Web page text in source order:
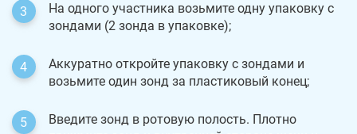
На одного участника возьмите одну упаковку с
зондами (2 зонда в упаковке);
Аккуратно откройте упаковку с зондами и
возьмите один зонд за пластиковый конец;
Введите зонд в ротовую полость. Плотно